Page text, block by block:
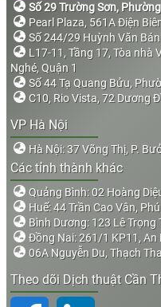
Số 29 Trường Sơn,
Pearl Plaza, 561A Điện
Số 244/29 Huỳnh Văn
L17-11, Tầng 17, Tòa nhà
Nghé, Quận 1
Số 44 Tạ Quang Bửu,
C10, Rio Vista, 72 Dương
VP Hà Nội
Hà Nội: 37 Võng Thị, P.
Các tỉnh thành khác
Quảng Bình: 02 Hoàng
Huế: 44 Trần Cao Vân,
Bình Dương: 123 Lê Trọng
Đồng Nai: 261/1 KP11, An
06A Nguyễn Du, Thạch
Theo dõi Dịch thuật Cần